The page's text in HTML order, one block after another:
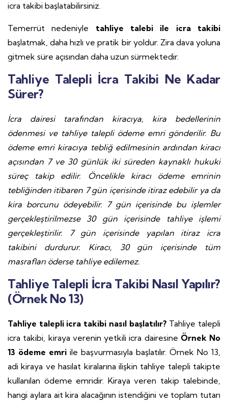
icra takibi başlatabilirsiniz.
Temerrüt nedeniyle tahliye talebi ile icra takibi
başlatmak, daha hızlı ve pratik bir yoldur. Zira dava yoluna
gitmek süre açısından daha uzun sürmektedir.
Tahliye Talepli İcra Takibi Ne Kadar
Sürer?
İcra dairesi tarafından kiracıya, kira bedellerinin
ödenmesi ve tahliye talepli ödeme emri gönderilir. Bu
ödeme emri kiracıya tebliğ edilmesinin ardından kiracı
açısından 7 ve 30 günlük iki süreden kaynaklı hukuki
süreç takip edilir. Öncelikle kiracı ödeme emrinin
tebliğinden itibaren 7 gün içerisinde itiraz edebilir ya da
kira borcunu ödeyebilir. 7 gün içerisinde bu işlemler
gerçekleştirilmezse 30 gün içerisinde tahliye işlemi
gerçekleştirilir. 7 gün içerisinde yapılan itiraz icra
takibini durdurur. Kiracı, 30 gün içerisinde tüm
masrafları öderse tahliye edilemez.
Tahliye Talepli İcra Takibi Nasıl Yapılır?
(Örnek No 13)
Tahliye talepli icra takibi nasıl başlatılır? Tahliye talepli
icra takibi, kiraya verenin yetkili icra dairesine Örnek No
13 ödeme emri ile başvurmasıyla başlatılır. Örnek No 13,
adi kiraya ve hasılat kiralarına ilişkin tahliye talepli takipte
kullanılan ödeme emridir. Kiraya veren takip talebinde,
hangi aylara ait kira alacağının istendiğini ve toplam tutarı